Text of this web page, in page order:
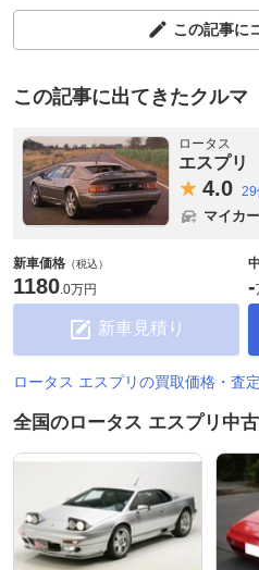
この記事に
この記事に出てきたクルマ
ロータス
エスプリ
4.0 29
マイカ
新車価格 （税込）
1180.0万円
新車見積り
-
ロータス エスプリの買取価格・査
全国のロータス エスプリ中